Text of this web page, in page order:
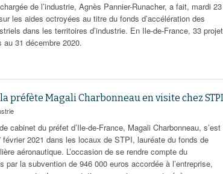
de l’industrie, Agnès Pannier-Runacher, a fait, mardi 23
les aides octroyées au titre du fonds d’accélération des
dans les territoires d’industrie. En Ile-de-France, 33
31 décembre 2020.
préfète Magali Charbonneau en visite chez STPI
cabinet du préfet d’Ile-de-France, Magali Charbonneau, s’est
février 2021 dans les locaux de STPI, lauréate du fonds de
aéronautique. L’occasion de se rendre compte du
par la subvention de 946 000 euros accordée à l’entreprise,